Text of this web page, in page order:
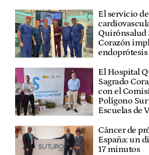
El servicio
Quirónsalud
Corazón
El Hospital
Sagrado
con el
Polígono
Escuelas de
Cáncer de
España: un
17 minutos